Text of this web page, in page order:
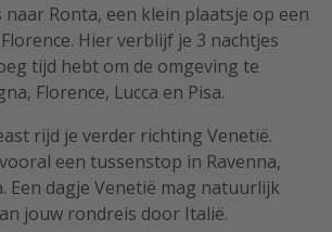
naar Ronta, een klein plaatsje op een
Hier verblijf je 3 nachtjes
tijd hebt om de omgeving te
Florence, Lucca en Pisa.
rijd je verder richting Venetië.
een tussenstop in Ravenna,
Een dagje Venetië mag natuurlijk
jouw rondreis door Italië.